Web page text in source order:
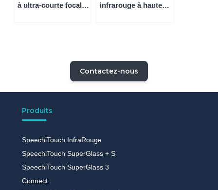
à ultra-courte focale
infrarouge à haute
Contactez-nous
Produits
SpeechiTouch InfraRouge
SpeechiTouch SuperGlass + S
SpeechiTouch SuperGlass 3
Connect